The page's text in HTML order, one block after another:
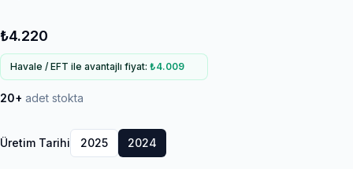
₺4.220
Havale / EFT ile avantajlı fiyat: ₺4.009
20+ adet stokta
Üretim Tarihi 2025 2024